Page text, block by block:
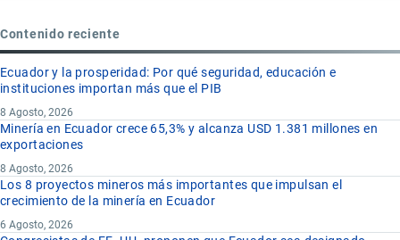
Contenido reciente
Ecuador y la prosperidad: Por qué seguridad, educación e
instituciones importan más que el PIB
8 Agosto, 2026
Minería en Ecuador crece 65,3% y alcanza USD 1.381 millones en
exportaciones
8 Agosto, 2026
Los 8 proyectos mineros más importantes que impulsan el
crecimiento de la minería en Ecuador
6 Agosto, 2026